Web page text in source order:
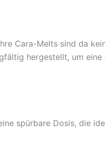
Cara-Melts sind da
hergestellt, um
spürbare Dosis, die